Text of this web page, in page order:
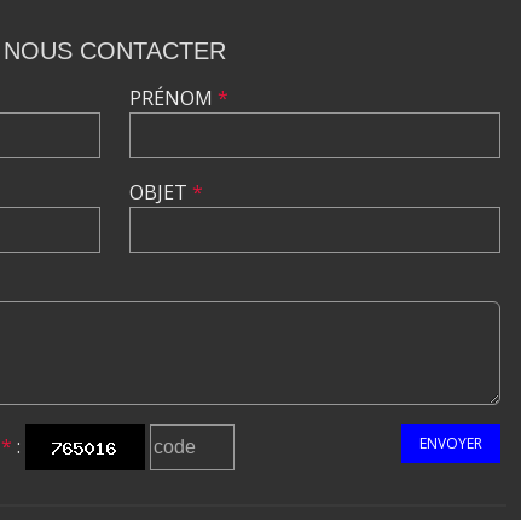
NOUS CONTACTER
PRÉNOM *
OBJET *
* : ENVOYER